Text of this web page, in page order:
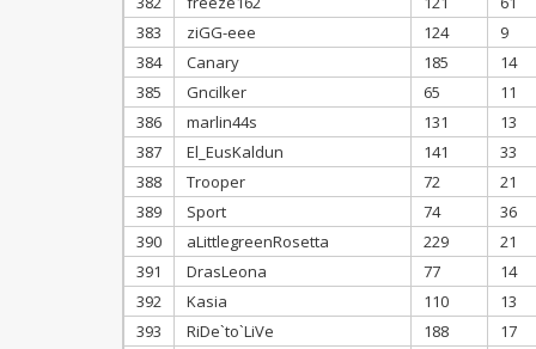
383
ziGG-eee 124
9
384
Canary 185
14
385
Gncilker 65
11
386
marlin44s 131
13
387
El_EusKaldun 141
33
388
Trooper 72
21
389
Sport 74
36
390
aLittlegreenRosetta 229
21
391
DrasLeona 77
14
392
Kasia 110
13
393
RiDe`to`LiVe 188
17